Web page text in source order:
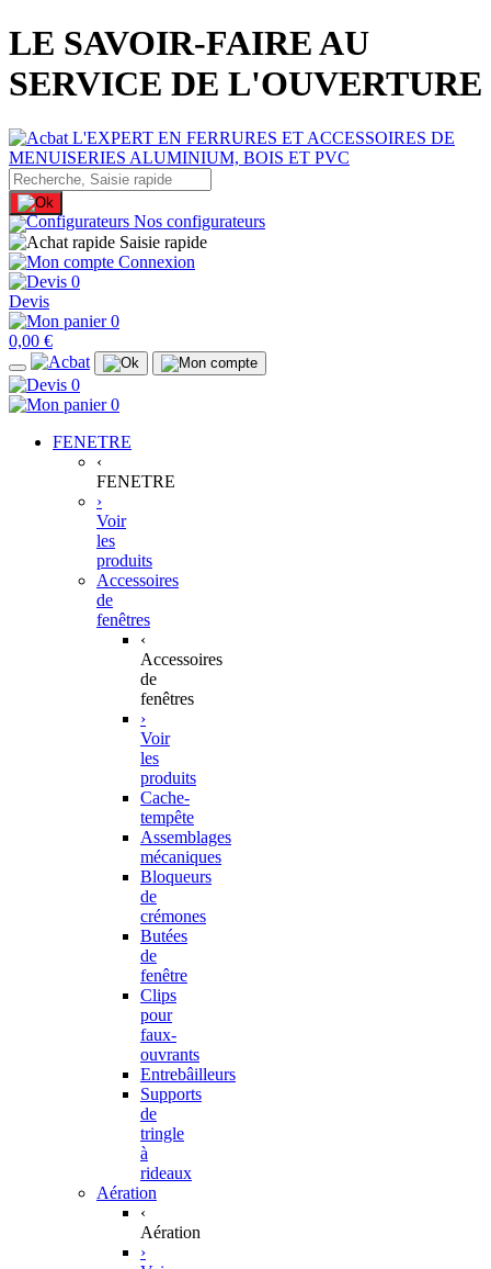
LE SAVOIR-FAIRE AU
SERVICE DE L'OUVERTURE
Nos configurateurs
Saisie rapide
Connexion
0
Devis
0
0,00 €
0
0
FENETRE
‹
FENETRE
›
Voir
les
produits
Accessoires
de
fenêtres
‹
Accessoires
de
fenêtres
›
Voir
les
produits
Cache-
tempête
Assemblages
mécaniques
Bloqueurs
de
crémones
Butées
de
fenêtre
Clips
pour
faux-
ouvrants
Entrebâilleurs
Supports
de
tringle
à
rideaux
Aération
‹
Aération
›